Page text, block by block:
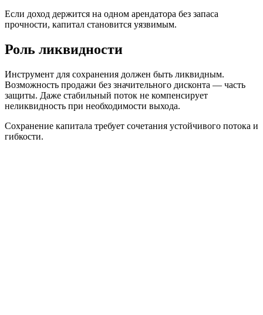
Если доход держится на одном арендатора без запаса
прочности, капитал становится уязвимым.
Роль ликвидности
Инструмент для сохранения должен быть ликвидным.
Возможность продажи без значительного дисконта — часть
защиты. Даже стабильный поток не компенсирует
неликвидность при необходимости выхода.
Сохранение капитала требует сочетания устойчивого потока и
гибкости.